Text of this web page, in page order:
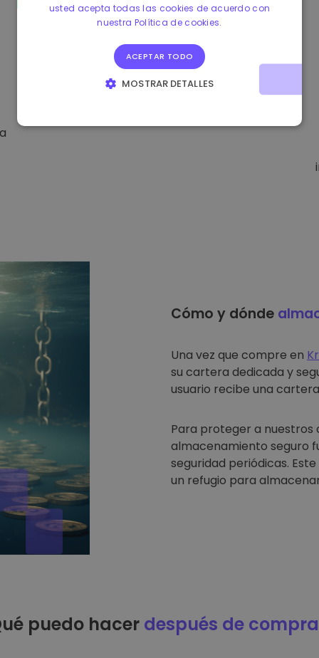
Cómo y dónde
Una vez que compre en
su cartera dedicada y
usuario recibe una
Para proteger a nuestros
almacenamiento seguro
seguridad periódicas.
un refugio para
puedo hacer después de
usted acepta todas las cookies de acuerdo con
nuestra Política de cookies.
ACEPTAR TODO
MOSTRAR DETALLES